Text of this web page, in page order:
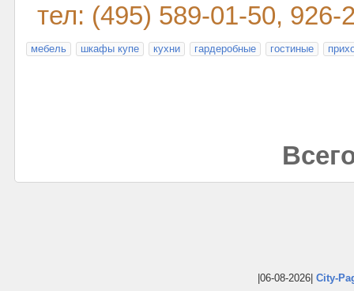
тел: (495) 589-01-50, 926-
мебель шкафы купе кухни гардеробные гостиные
|06-08-2026| City-